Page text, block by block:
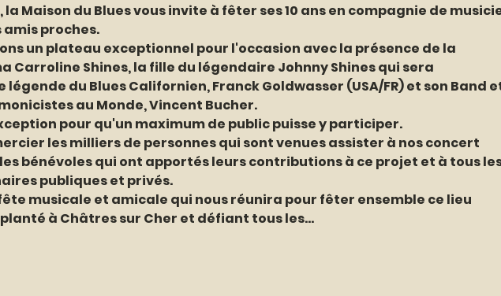
la Maison du Blues vous invite à fêter ses 10 ans en compagnie de
proches.
un plateau exceptionnel pour l'occasion avec la présence de la
Carroline Shines, la fille du légendaire Johnny Shines qui sera
du Blues Californien, Franck Goldwasser (USA/FR) et son Band
au Monde, Vincent Bucher.
pour qu'un maximum de public puisse y participer.
les milliers de personnes qui sont venues assister à nos concert
les bénévoles qui ont apportés leurs contributions à ce projet et à tous
publiques et privés.
musicale et amicale qui nous réunira pour fêter ensemble ce lieu
à Châtres sur Cher et défiant tous les…